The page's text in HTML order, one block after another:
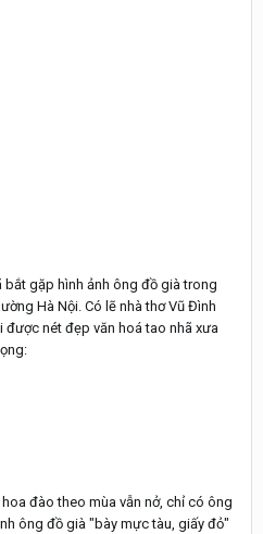
bắt gặp hình ảnh ông đồ già trong
Hà Nội. Có lẽ nhà thơ Vũ Đình
nét đẹp văn hoá tao nhã xưa
đào theo mùa vẫn nở, chỉ có ông
ông đồ già "bày mực tàu, giấy đỏ"